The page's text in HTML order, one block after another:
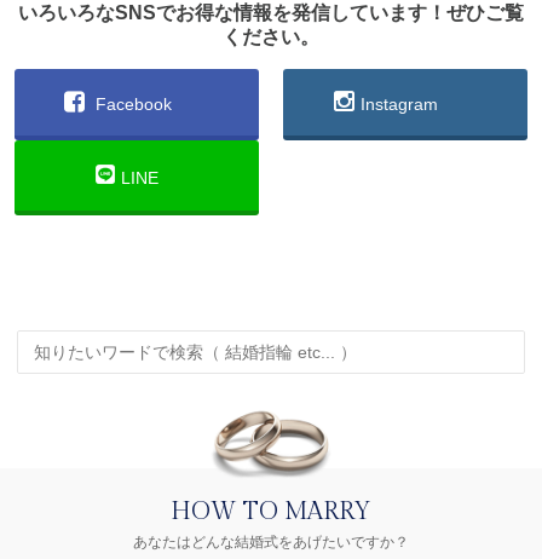
いろいろなSNSでお得な情報を発信しています！ぜひご覧
ください。
Facebook Instagram
LINE
HOW TO MARRY
あなたはどんな結婚式をあげたいですか？